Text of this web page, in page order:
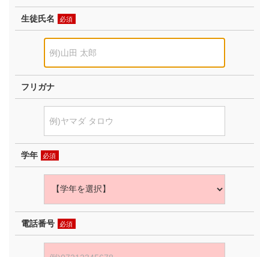
生徒氏名 必須
フリガナ
学年 必須
電話番号 必須